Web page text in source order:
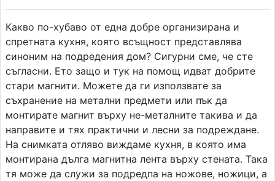
Какво по-хубаво от една добре организирана и
спретната кухня, която всъщност представлява
синоним на подредения дом? Сигурни сме, че сте
съгласни. Ето защо и тук на помощ идват добрите
стари магнити. Можете да ги използвате за
съхранение на метални предмети или пък да
монтирате магнит върху не-металните такива и да
направите и тях практични и лесни за подреждане.
На снимката отляво виждаме кухня, в която има
монтирана дълга магнитна лента върху стената. Така
тя може да служи за подредпа на ножове, ножици, а